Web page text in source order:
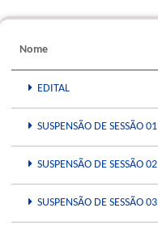
Nome
EDITAL
SUSPENSÃO DE SESSÃO 01
SUSPENSÃO DE SESSÃO 02
SUSPENSÃO DE SESSÃO 03